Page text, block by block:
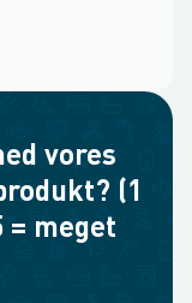
vores
(1
meget